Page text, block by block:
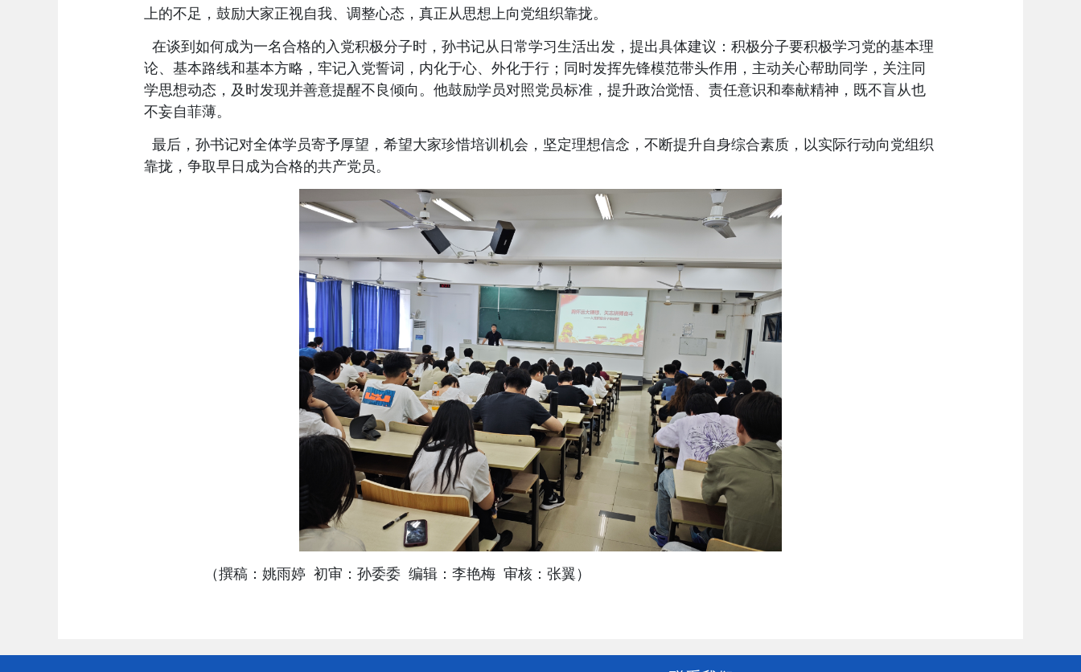
上的不足，鼓励大家正视自我、调整心态，真正从思想上向党组织靠拢。
在谈到如何成为一名合格的入党积极分子时，孙书记从日常学习生活出发，提出具体建议：积极分子要积极学习党的基本理
论、基本路线和基本方略，牢记入党誓词，内化于心、外化于行；同时发挥先锋模范带头作用，主动关心帮助同学，关注同
学思想动态，及时发现并善意提醒不良倾向。他鼓励学员对照党员标准，提升政治觉悟、责任意识和奉献精神，既不盲从也
不妄自菲薄。
最后，孙书记对全体学员寄予厚望，希望大家珍惜培训机会，坚定理想信念，不断提升自身综合素质，以实际行动向党组织
靠拢，争取早日成为合格的共产党员。
（撰稿：姚雨婷 初审：孙委委 编辑：李艳梅 审核：张翼）